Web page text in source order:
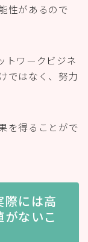
性があるので
トワークビジネ
ではなく、努力
を得ることがで
際には高
ないこ